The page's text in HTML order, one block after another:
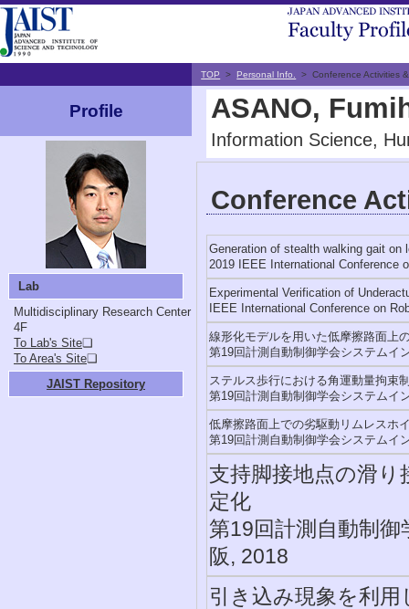
Profile
Lab
Multidisciplinary Research Center
4F
To Lab's Site❏
To Area's Site❏
JAIST Repository
TOP >Personal Info. > Conference Activities
ASANO,
Information Science,
Conference
Generation of stealth walking gait on
2019 IEEE International Conference
Experimental Verification of
IEEE International Conference on
線形化モデルを用いた低摩擦路面上
第19回計測自動制御学会システムイ
ステルス歩行における角運動量拘束
第19回計測自動制御学会システムイ
低摩擦路面上での劣駆動リムレスホ
第19回計測自動制御学会システムイ
支持脚接地点の滑
定化
第19回計測自動制
阪, 2018
引き込み現象を利